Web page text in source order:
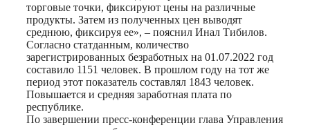
торговые точки, фиксируют цены на различные
продукты. Затем из полученных цен выводят
среднюю, фиксируя ее», – пояснил Инал Тибилов.
Согласно статданным, количество
зарегистрированных безработных на 01.07.2022 год
составило 1151 человек. В прошлом году на тот же
период этот показатель составлял 1843 человек.
Повышается и средняя заработная плата по
республике.
По завершении пресс-конференции глава Управления